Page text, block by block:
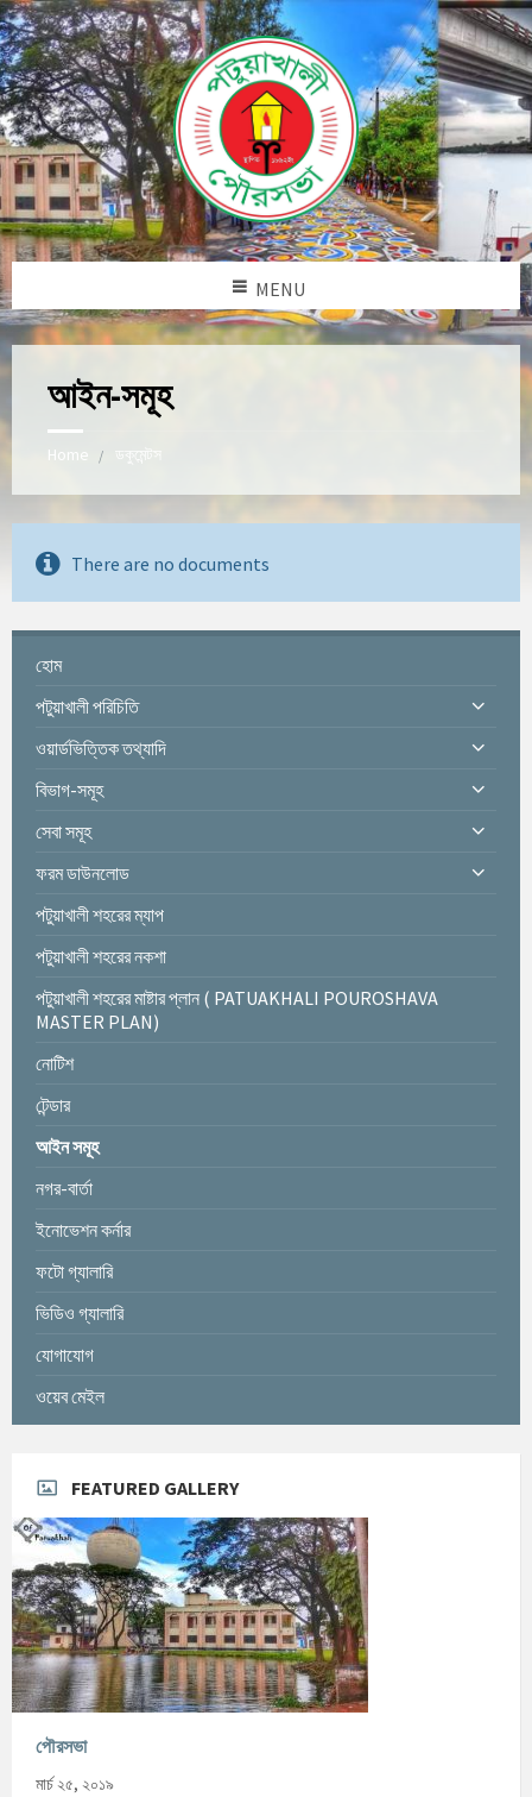
MENU
আইন-সমূহ
Home ডকুমেন্টস
There are no documents
হোম
পটুয়াখালী পরিচিতি
ওয়ার্ডভিত্তিক তথ্যাদি
বিভাগ-সমূহ
সেবা সমূহ
ফরম ডাউনলোড
পটুয়াখালী শহরের ম্যাপ
পটুয়াখালী শহরের নকশা
পটুয়াখালী শহরের মাষ্টার প্লান ( PATUAKHALI POUROSHAVA
MASTER PLAN)
নোটিশ
টেন্ডার
আইন সমূহ
নগর-বার্তা
ইনোভেশন কর্নার
ফটো গ্যালারি
ভিডিও গ্যালারি
যোগাযোগ
ওয়েব মেইল
FEATURED GALLERY
পৌরসভা
মার্চ ২৫, ২০১৯